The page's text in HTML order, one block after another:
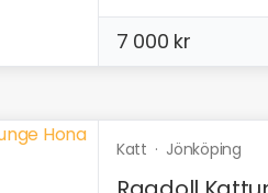
7 000 kr
Katt · Jönköping